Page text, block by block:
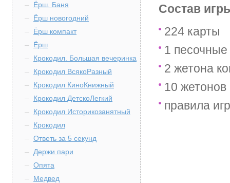
Ёрш. Баня
Ёрш новогодний
Ёрш компакт
Ёрш
Крокодил. Большая вечеринка
Крокодил ВсякоРазный
Крокодил КиноКнижный
Крокодил ДетскоЛегкий
Крокодил Историкозанятный
Крокодил
Ответь за 5 секунд
Держи пари
Опята
Медвед
Состав
224 карты
1
2 жетона
10 жетонов
правила